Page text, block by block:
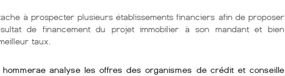
à prospecter plusieurs établissements financiers afin de proposer
de financement du projet immobilier à son mandant et bien
taux.
analyse les offres des organismes de crédit et conseille